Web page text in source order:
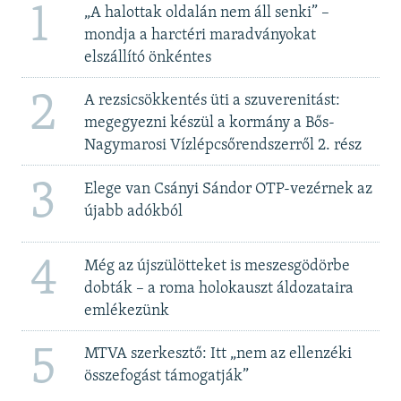
1
„A halottak oldalán nem áll senki” –
mondja a harctéri maradványokat
elszállító önkéntes
2
A rezsicsökkentés üti a szuverenitást:
megegyezni készül a kormány a Bős-
Nagymarosi Vízlépcsőrendszerről 2. rész
3
Elege van Csányi Sándor OTP-vezérnek az
újabb adókból
4
Még az újszülötteket is meszesgödörbe
dobták – a roma holokauszt áldozataira
emlékezünk
5
MTVA szerkesztő: Itt „nem az ellenzéki
összefogást támogatják”